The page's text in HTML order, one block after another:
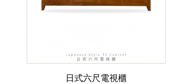
日式六尺電視櫃